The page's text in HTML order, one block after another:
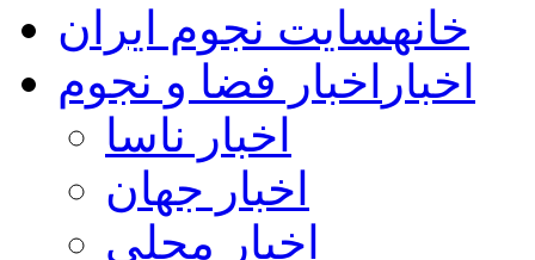
خانهسایت نجوم ایران
اخبار اخبار فضا و نجوم
اخبار ناسا
اخبار جهان
اخبار محلی